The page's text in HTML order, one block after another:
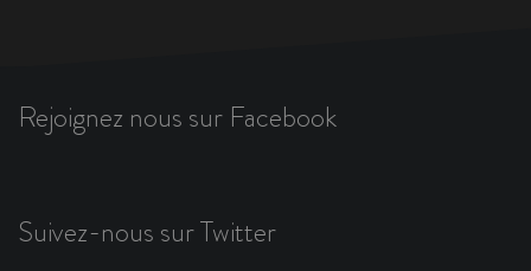
Rejoignez nous sur Facebook
Suivez-nous sur Twitter